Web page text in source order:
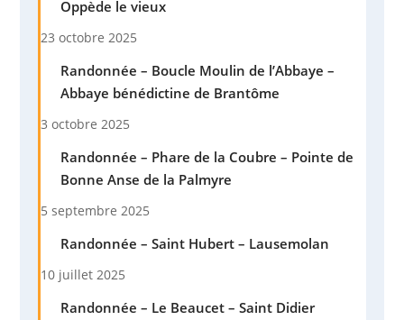
Oppède le vieux
23 octobre 2025
Randonnée – Boucle Moulin de l’Abbaye –
Abbaye bénédictine de Brantôme
3 octobre 2025
Randonnée – Phare de la Coubre – Pointe de
Bonne Anse de la Palmyre
5 septembre 2025
Randonnée – Saint Hubert – Lausemolan
10 juillet 2025
Randonnée – Le Beaucet – Saint Didier